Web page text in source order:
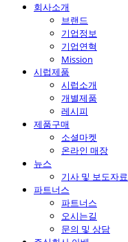
회사소개
브랜드
기업정보
기업연혁
Mission
시럽제품
시럽소개
개별제품
레시피
제품구매
소셜마켓
온라인 매장
뉴스
기사 및 보도자료
파트너스
파트너스
오시는길
문의 및 상담